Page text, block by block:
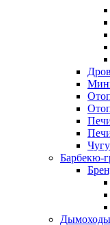
Барбекю-
Дымоходы